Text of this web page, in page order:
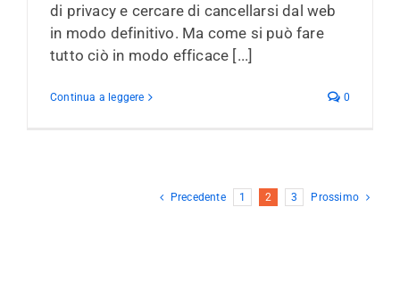
di privacy e cercare di cancellarsi dal web
in modo definitivo. Ma come si può fare
tutto ciò in modo efficace [...]
Continua a leggere 0
Precedente 1 2 3 Prossimo